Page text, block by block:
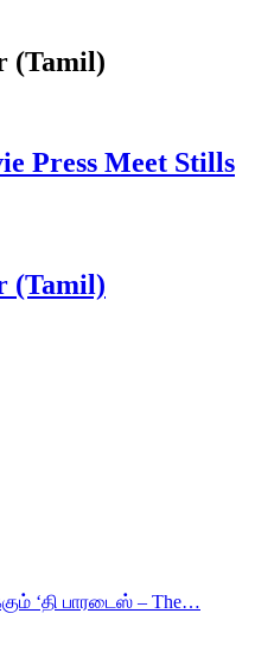
(Tamil)
Press Meet Stills
(Tamil)
‘தி பாரடைஸ் – The…